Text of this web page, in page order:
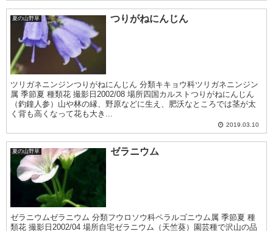
夏の山野草 つりがねにんじん
ツリガネニンジンつりがねにんじん 分類キキョウ科ツリガネニンジン
属 季節夏 種類花 撮影日2002/08 場所四国カルストつりがねにんじん
（釣鐘人参）山や林の縁、野原などに生え、肥沃なところでは茎が太
く背も高くなって花も大き...
2019.03.10
夏の山野草 ゼラニウム
ゼラニウムゼラニウム 分類フウロソウ科ペラルゴニウム属 季節夏 種
類花 撮影日2002/04 場所自宅ゼラニウム（天竺葵）園芸種で沢山の品